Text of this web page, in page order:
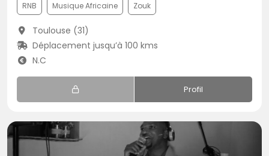
RNB Musique Africaine Zouk
Toulouse (31)
Déplacement jusqu’à 100 kms
N.C
Profil